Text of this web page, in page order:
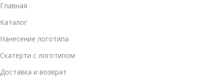
Главная
Каталог
Нанесение логотипа
Скатерти с логотипом
Доставка и возврат